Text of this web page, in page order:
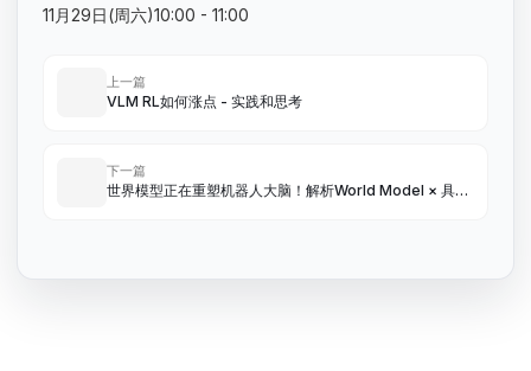
11月29日(周六)10:00 - 11:00
上一篇
VLM RL如何涨点 - 实践和思考
下一篇
世界模型正在重塑机器人大脑！解析World Model × 具身